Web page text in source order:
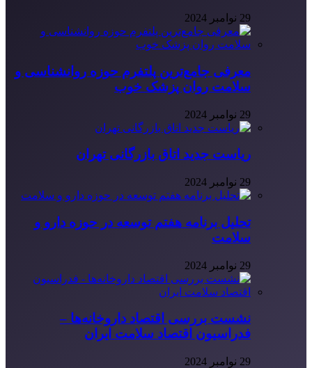
29 نوامبر 2024
معرفی جامع‌ترین پلتفرم حوزه روانشناسی و
سلامت روان پزشک خوب
29 نوامبر 2024
ریاست جدید اتاق بازرگانی تهران
29 نوامبر 2024
تحلیل برنامه هفتم توسعه در حوزه دارو و
سلامت
29 نوامبر 2024
نشست بررسی اقتصاد داروخانه‌ها –
فدراسیون اقتصاد سلامت ایران
29 نوامبر 2024